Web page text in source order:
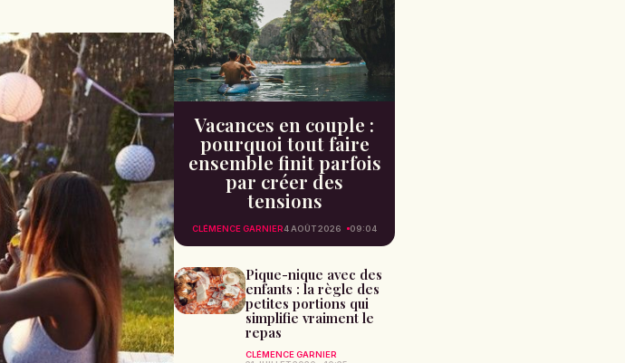
Vacances en couple :
pourquoi tout faire
ensemble finit parfois
par créer des
tensions
CLÉMENCE GARNIER4 AOÛT 2026 09:04
Pique-nique avec des
enfants : la règle des
petites portions qui
simplifie vraiment le
repas
CLÉMENCE GARNIER